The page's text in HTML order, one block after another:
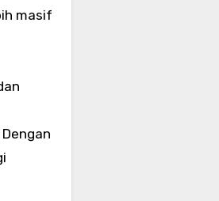
masif